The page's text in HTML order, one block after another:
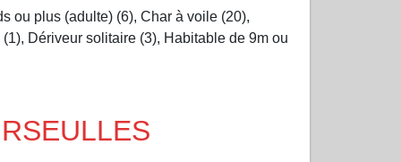
ou plus (adulte) (6), Char à voile (20),
Dériveur solitaire (3), Habitable de 9m ou